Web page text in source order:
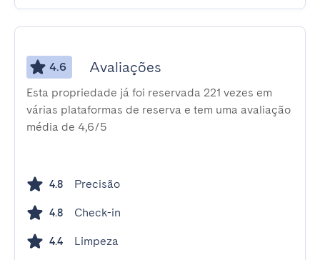
4.6 Avaliações
Esta propriedade já foi reservada 221 vezes em
várias plataformas de reserva e tem uma avaliação
média de 4,6/5
4.8 Precisão
4.8 Check-in
4.4 Limpeza